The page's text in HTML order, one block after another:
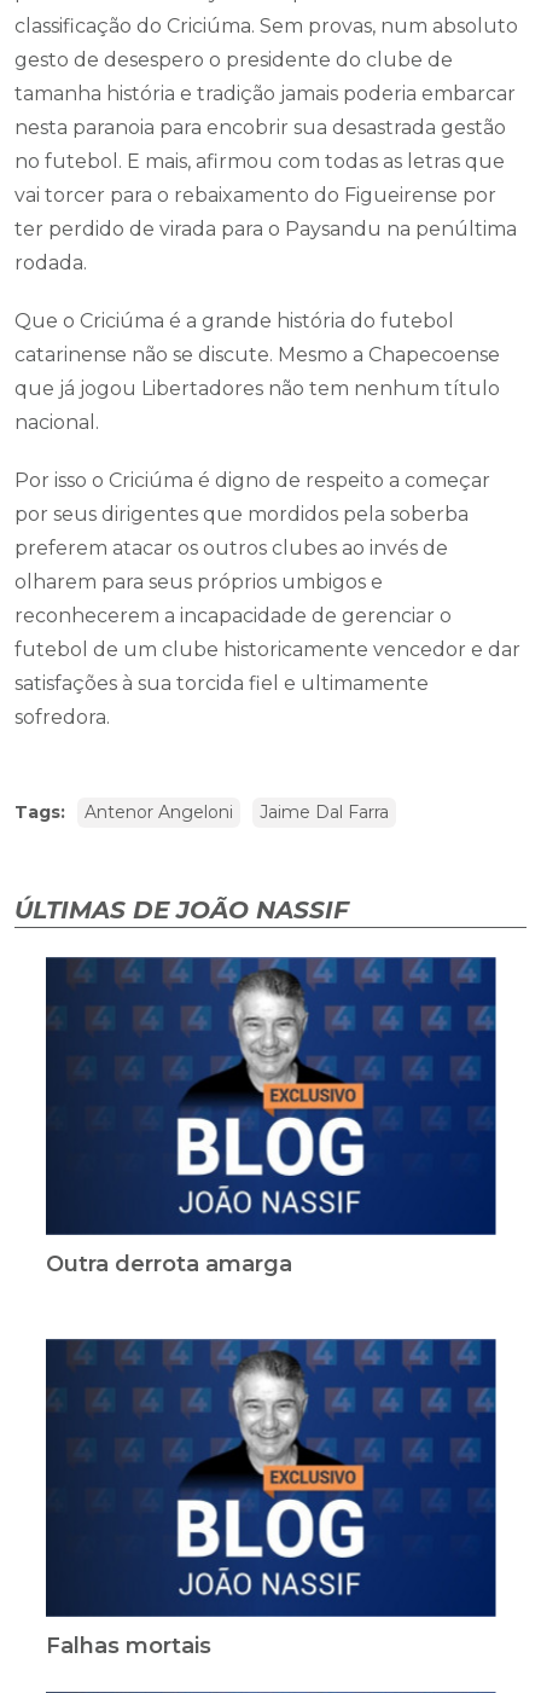
classificação do Criciúma. Sem provas, num absoluto
gesto de desespero o presidente do clube de
tamanha história e tradição jamais poderia embarcar
nesta paranoia para encobrir sua desastrada gestão
no futebol. E mais, afirmou com todas as letras que
vai torcer para o rebaixamento do Figueirense por
ter perdido de virada para o Paysandu na penúltima
rodada.
Que o Criciúma é a grande história do futebol
catarinense não se discute. Mesmo a Chapecoense
que já jogou Libertadores não tem nenhum título
nacional.
Por isso o Criciúma é digno de respeito a começar
por seus dirigentes que mordidos pela soberba
preferem atacar os outros clubes ao invés de
olharem para seus próprios umbigos e
reconhecerem a incapacidade de gerenciar o
futebol de um clube historicamente vencedor e dar
satisfações à sua torcida fiel e ultimamente
sofredora.
Tags: Antenor Angeloni Jaime Dal Farra
ÚLTIMAS DE JOÃO NASSIF
Outra derrota amarga
Falhas mortais